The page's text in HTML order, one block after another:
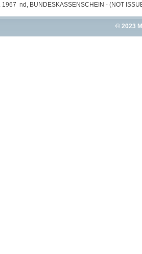
1967 nd, BUNDESKASSENSCHEIN - (NOT
© 2023